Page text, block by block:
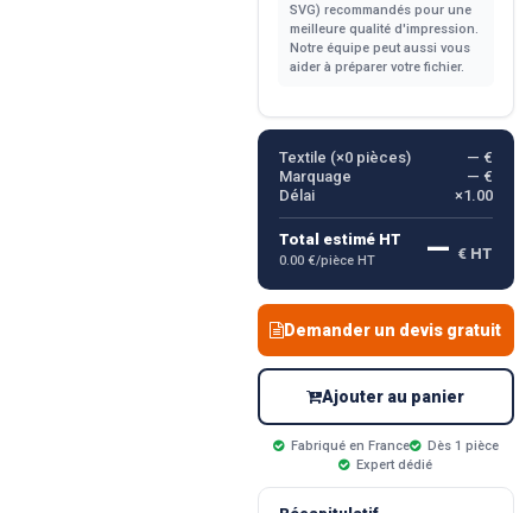
SVG) recommandés pour une
meilleure qualité d'impression.
Notre équipe peut aussi vous
aider à préparer votre fichier.
Textile (×0pièces)
— €
Marquage
— €
Délai
×1.00
Total estimé HT
0.00 €/pièce HT — € HT
Demander un devis gratuit
Ajouter au panier
Fabriqué en France
Dès 1 pièce
Expert dédié